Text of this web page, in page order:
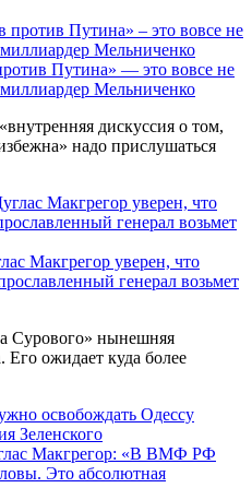
Путина» — это вовсе не
миллиардер Мельниченко
дискуссия о том,
надо прислушаться
Макгрегор уверен, что
генерал возьмет
Сурового» нынешняя
ожидает куда более
освобождать Одессу
Зеленского